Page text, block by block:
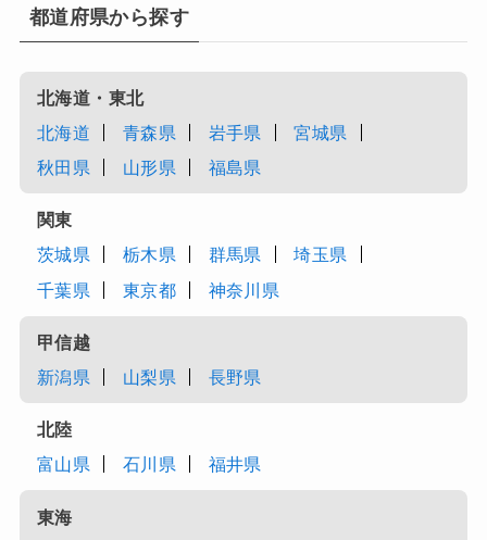
都道府県から探す
北海道・東北
北海道
青森県 岩手県
宮城県
秋田県
山形県 福島県
関東
茨城県
栃木県 群馬県
埼玉県
千葉県
東京都 神奈川県
甲信越
新潟県
山梨県 長野県
北陸
富山県
石川県 福井県
東海